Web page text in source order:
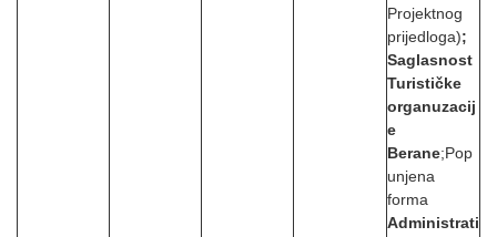
Projektnog
prijedloga);
Saglasnost
Turističke
organuzacij
e
Berane;Pop
unjena
forma
Administrati